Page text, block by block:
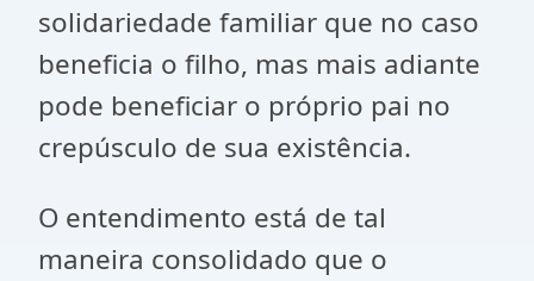
solidariedade familiar que no caso
beneficia o filho, mas mais adiante
pode beneficiar o próprio pai no
crepúsculo de sua existência.
O entendimento está de tal
maneira consolidado que o